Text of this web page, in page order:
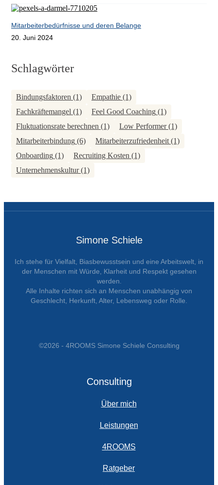
Mitarbeiterbedürfnisse und deren Belange
20. Juni 2024
Schlagwörter
Bindungsfaktoren (1) Empathie (1)
Fachkräftemangel (1) Feel Good Coaching (1)
Fluktuationsrate berechnen (1) Low Performer(1)
Mitarbeiterbindung (6) Mitarbeiterzufriedenheit (1)
Onboarding (1) Recruiting Kosten (1)
Unternehmenskultur(1)
Simone Schiele
Ich stehe für Vielfalt, Biasbewusstsein und eine Arbeitswelt, in
der Menschen mit Würde, Klarheit und Respekt gesehen
werden.
Alle Inhalte richten sich an Menschen unabhängig von
Geschlecht, Herkunft, Alter, Lebensweg oder Rolle.
©2026 - 4ROOMS Simone Schiele Consulting
Consulting
Über mich
Leistungen
4ROOMS
Ratgeber